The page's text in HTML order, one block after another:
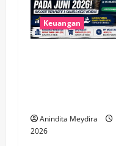
Keuangan
Anindita Meydira
2026